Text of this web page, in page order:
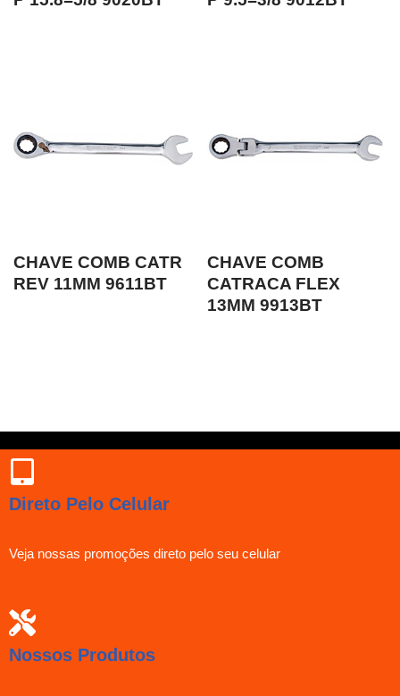
CHAVE COMB CATR
REV 11MM 9611BT
CHAVE COMB
CATRACA FLEX
13MM 9913BT
Direto Pelo Celular
Veja nossas promoções direto pelo seu celular
Nossos Produtos